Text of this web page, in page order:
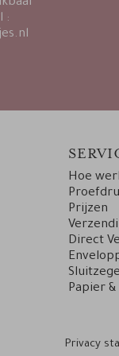
:
Hoe
Prijzen
Direct
Papier
Privacy